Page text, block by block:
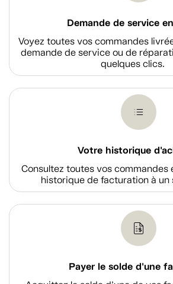
Demande de service
Voyez toutes vos commandes
demande de service ou de
quelques clics.
Votre historique
Consultez toutes vos commandes
historique de facturation à un
Payer le solde d'une